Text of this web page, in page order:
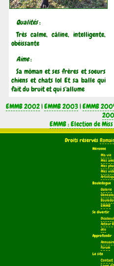
Qualités:
Très calme, câline, intelligente,
obéissante
Aime:
Sa môman et ses frères et soeurs
chiens et chats lol Et sa balle qui
fait du bruit et qui s'allume
EMMB 2002|EMMB 2003|EMMB
EMMB : Election de
Droits réservés
Néronne
Ma vie
Mes
Mes
Mes
Bouledogue
Galerie
EMMB
Se divertir
Acteur
Jeu
Approfondir
Forum
Le site
Contact